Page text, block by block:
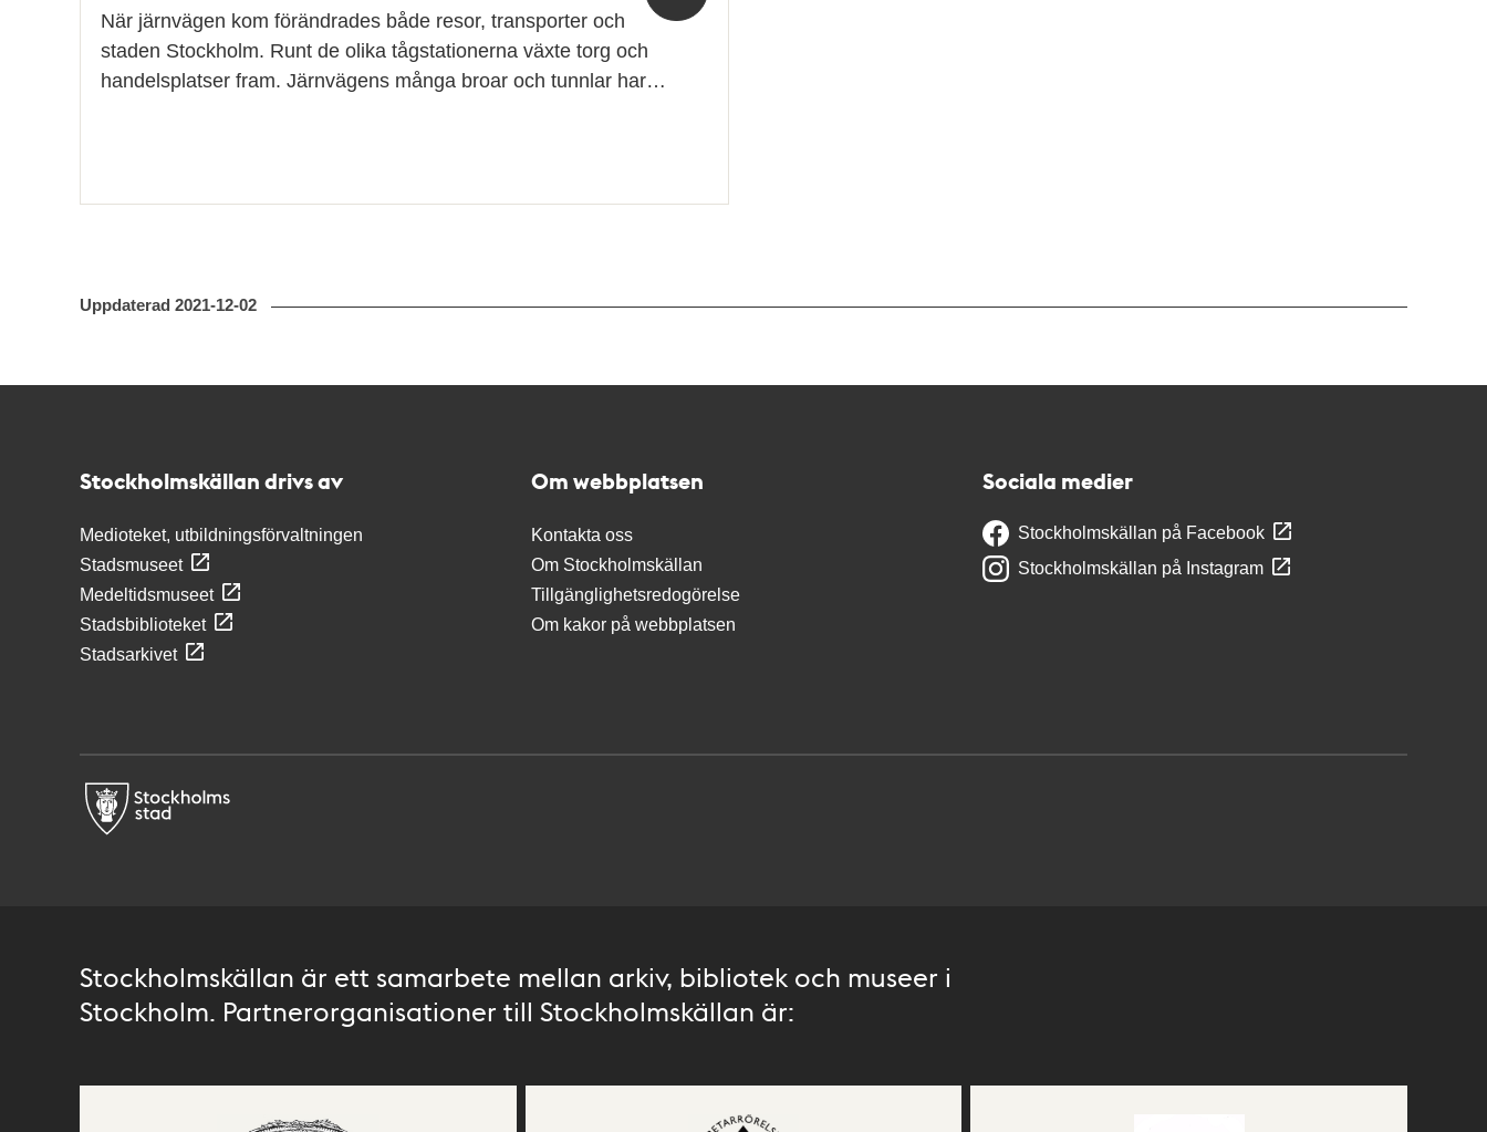
När järnvägen kom förändrades både resor, transporter och
staden Stockholm. Runt de olika tågstationerna växte torg och
handelsplatser fram. Järnvägens många broar och tunnlar har…
Uppdaterad 2021-12-02
Stockholmskällan drivs av
Medioteket, utbildningsförvaltningen
Stadsmuseet
Medeltidsmuseet
Stadsbiblioteket
Stadsarkivet
Om webbplatsen
Kontakta oss
Om Stockholmskällan
Tillgänglighetsredogörelse
Om kakor på webbplatsen
Sociala medier
Stockholmskällan på Facebook
Stockholmskällan på Instagram
Stockholmskällan är ett samarbete mellan arkiv, bibliotek och museer i
Stockholm. Partnerorganisationer till Stockholmskällan är: